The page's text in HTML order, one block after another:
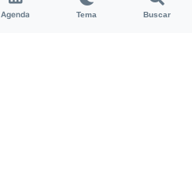
Agenda Tema Buscar